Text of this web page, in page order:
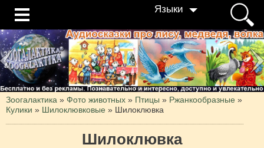
Языки
Зоогалактика » Фото животных » Птицы » Ржанкообразные »
Кулики » Шилоклювковые » Шилоклювка
Шилоклювка